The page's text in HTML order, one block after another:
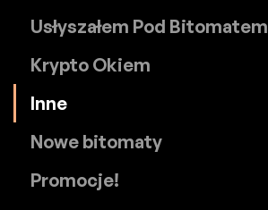
Usłyszałem Pod Bitomatem
Krypto Okiem
Inne
Nowe bitomaty
Promocje!